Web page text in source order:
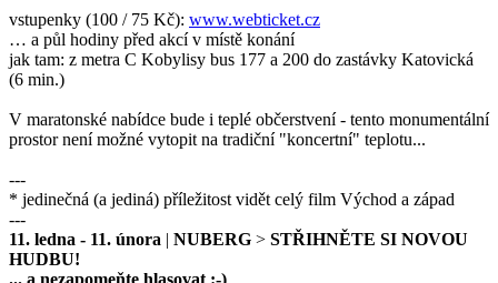
vstupenky (100 / 75 Kč): www.webticket.cz
… a půl hodiny před akcí v místě konání
jak tam: z metra C Kobylisy bus 177 a 200 do zastávky Katovická
(6 min.)
V maratonské nabídce bude i teplé občerstvení - tento monumentální
prostor není možné vytopit na tradiční "koncertní" teplotu...
---
* jedinečná (a jediná) příležitost vidět celý film Východ a západ
---
11. ledna - 11. února | NUBERG > STŘIHNĚTE SI NOVOU
HUDBU!